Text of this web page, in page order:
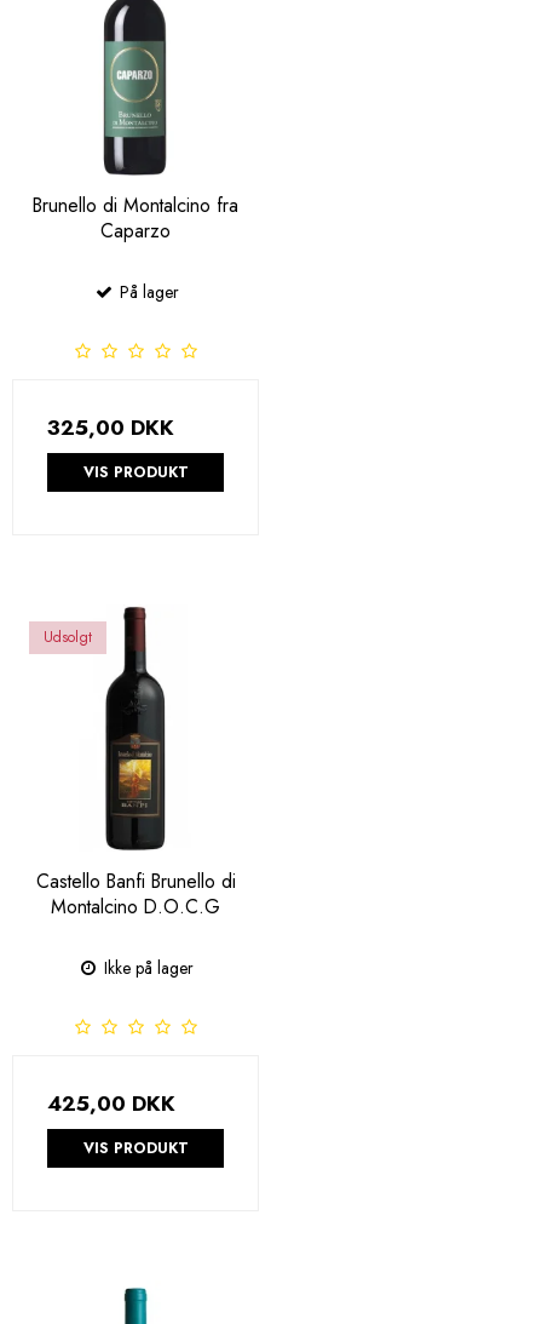
Brunello di Montalcino fra
Caparzo
På lager
325,00 DKK
VIS PRODUKT
Udsolgt
Castello Banfi Brunello di
Montalcino D.O.C.G
Ikke på lager
425,00 DKK
VIS PRODUKT